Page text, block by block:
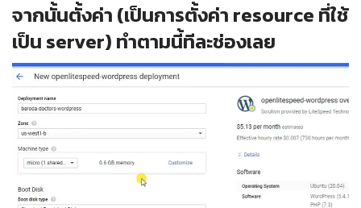
จากนั้นตั้งค่า (เป็นการตั้งค่า resource ที่ใช้
เป็น server) ทำตามนี้ทีละช่องเลย